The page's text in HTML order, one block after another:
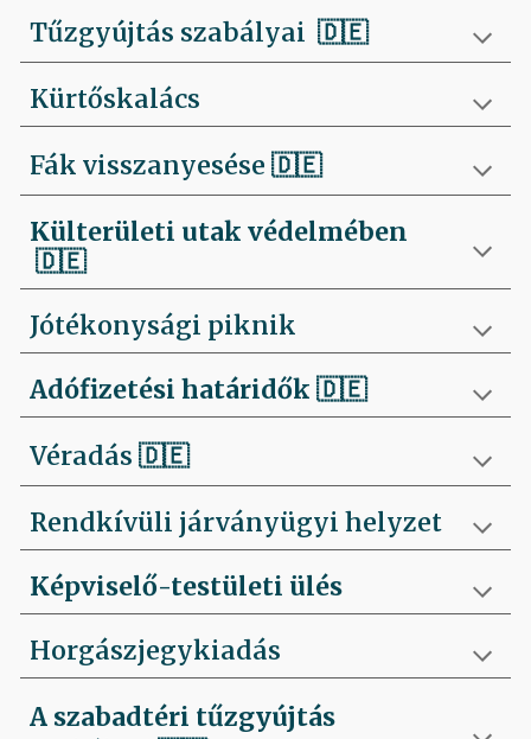
Tűzgyújtás szabályai🇩🇪
Kürtőskalács
Fák visszanyesése🇩🇪
Külterületi utak védelmében
🇩🇪
Jótékonysági piknik
Adófizetési határidők🇩🇪
Véradás🇩🇪
Rendkívüli járványügyi helyzet
Képviselő-testületi ülés
Horgászjegykiadás
A szabadtéri tűzgyújtás